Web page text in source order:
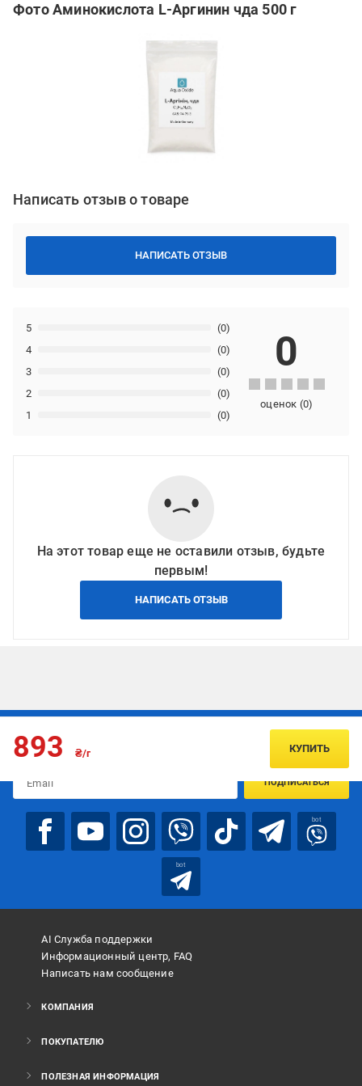
Фото Аминокислота L-Аргинин чда 500 г
Написать отзыв о товаре
НАПИСАТЬ ОТЗЫВ
1 (0)
2 (0)
3 (0)
4 (0)
5 (0)
0
оценок (0)
На этот товар еще не оставили отзыв, будьте
первым!
НАПИСАТЬ ОТЗЫВ
893 ₴/г КУПИТЬ
Подписывайтесь, чтобы узнавать первым об акцияx и
ПОДПИСАТЬСЯ
bot
bot
AI Служба поддержки
Информационный центр, FAQ
Написать нам сообщение
КОМПАНИЯ
ПОКУПАТЕЛЮ
ПОЛЕЗНАЯ ИНФОРМАЦИЯ